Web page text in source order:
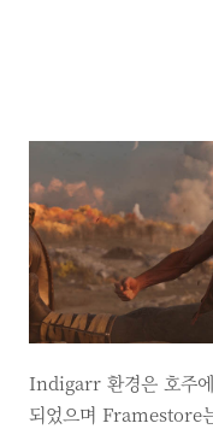
Indigarr 환경은 호주
되었으며 Framestore